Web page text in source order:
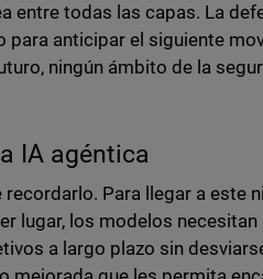
entre todas las capas. La
para anticipar el siguiente
ningún ámbito de la
IA agéntica
Para llegar a este
lugar, los modelos necesitan
a largo plazo sin